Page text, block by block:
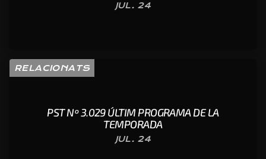
JUL. 24
RELACIONATS
PST Nº 3.029 ÚLTIM PROGRAMA DE LA
TEMPORADA
JUL. 24